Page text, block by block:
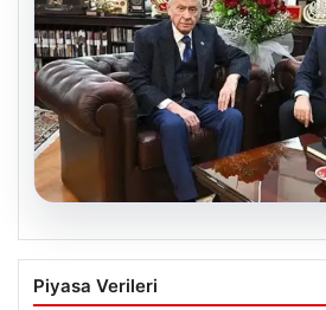
06.08.2026
‘Çerçeve Yasa’ya imza
MHP’li vekilden çarpıcı
Piyasa Verileri